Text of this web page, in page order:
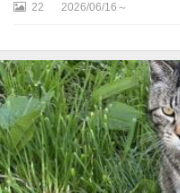
半
南
三
陸
・
登
米
22 2026/06/16～